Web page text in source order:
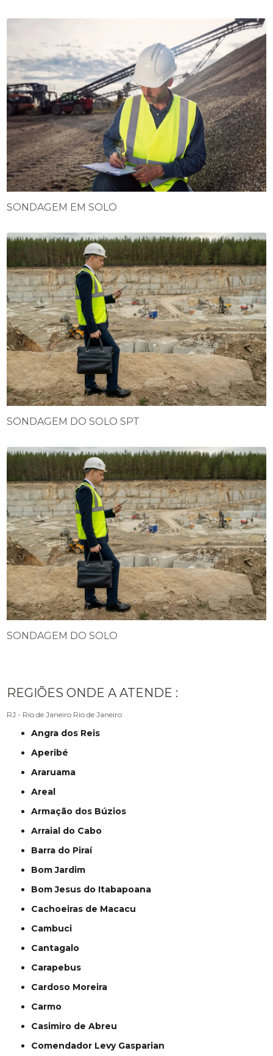
SONDAGEM EM SOLO
SONDAGEM DO SOLO SPT
SONDAGEM DO SOLO
REGIÕES ONDE A ATENDE :
RJ - Rio de Janeiro Rio de Janeiro
Angra dos Reis
Aperibé
Araruama
Areal
Armação dos Búzios
Arraial do Cabo
Barra do Piraí
Bom Jardim
Bom Jesus do Itabapoana
Cachoeiras de Macacu
Cambuci
Cantagalo
Carapebus
Cardoso Moreira
Carmo
Casimiro de Abreu
Comendador Levy Gasparian